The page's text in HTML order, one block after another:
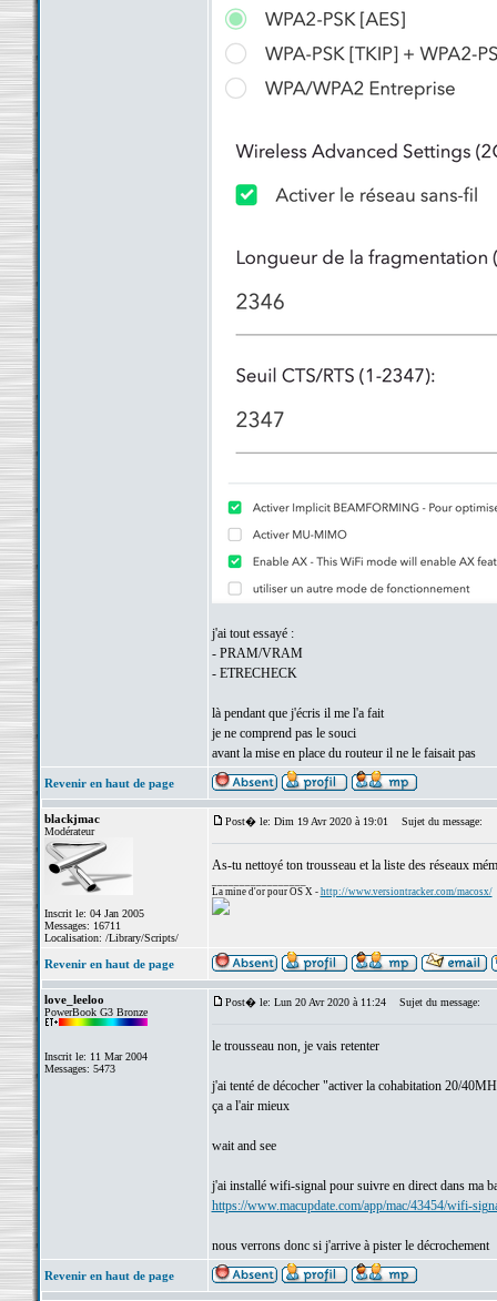
j'ai tout essayé :
- PRAM/VRAM
- ETRECHECK
là pendant que j'écris il me l'a fait
je ne comprend pas le souci
avant la mise en place du routeur il ne le faisait pas
Revenir en haut de page
blackjmac
Modérateur
Inscrit le: 04 Jan 2005
Messages: 16711
Localisation: /Library/Scripts/
Post� le: Dim 19 Avr 2020 à 19:01 Sujet du message:
As-tu nettoyé ton trousseau et la liste des réseaux
La mine d'or pour OS X - http://www.versiontracker.com/macosx/
Revenir en haut de page
love_leeloo
PowerBook G3 Bronze
Inscrit le: 11 Mar 2004
Messages: 5473
Post� le: Lun 20 Avr 2020 à 11:24 Sujet du message:
le trousseau non, je vais retenter
j'ai tenté de décocher "activer la cohabitation 20/
ça a l'air mieux
wait and see
j'ai installé wifi-signal pour suivre en direct dans ma
https://www.macupdate.com/app/mac/43454/wifi-
nous verrons donc si j'arrive à pister le décrochement
Revenir en haut de page